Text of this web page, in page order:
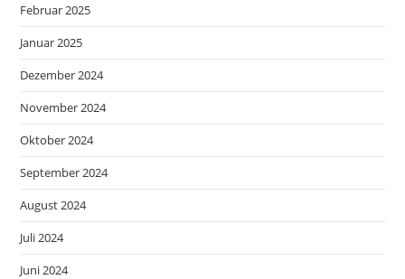
Februar 2025
Januar 2025
Dezember 2024
November 2024
Oktober 2024
September 2024
August 2024
Juli 2024
Juni 2024